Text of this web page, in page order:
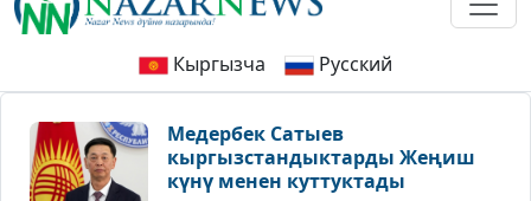
Кыргызча Русский
Медербек Сатыев
кыргызстандыктарды Жеңиш
күнү менен куттуктады